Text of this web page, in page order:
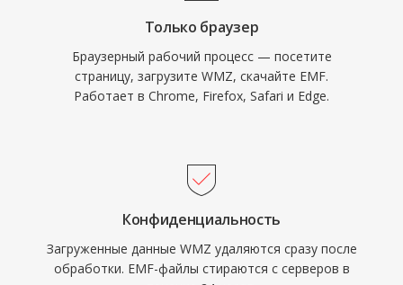
Только браузер
Браузерный рабочий процесс — посетите
страницу, загрузите WMZ, скачайте EMF.
Работает в Chrome, Firefox, Safari и Edge.
Конфиденциальность
Загруженные данные WMZ удаляются сразу после
обработки. EMF-файлы стираются с серверов в